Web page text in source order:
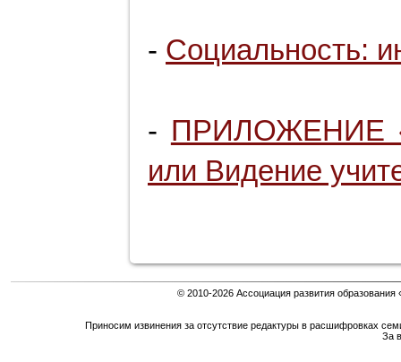
- Социальность:
- ПРИЛОЖЕНИЕ
или Видение
© 2010-2026 Ассоциация развития
Приносим извинения за отсутствие редактуры в расшифровках
За